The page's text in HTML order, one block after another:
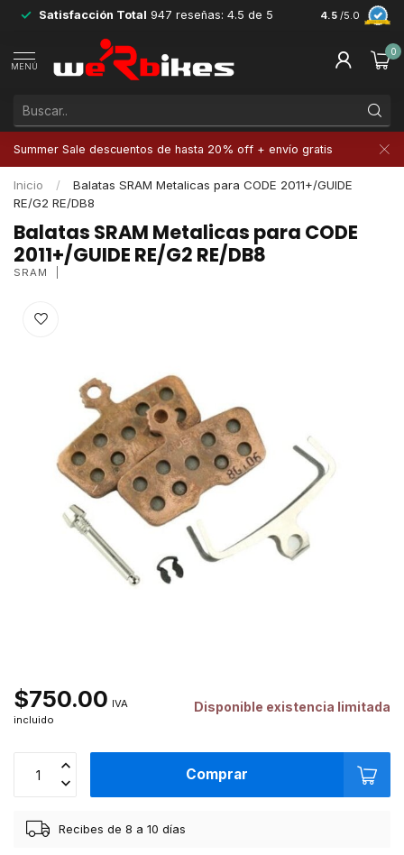
Satisfacción Total 947 reseñas: 4.5 de 5 4.5 /5.0
MENÚ
0
Summer Sale descuentos de hasta 20% off + envío gratis
Inicio /
Balatas SRAM Metalicas para CODE 2011+/GUIDE
RE/G2 RE/DB8
Balatas SRAM Metalicas para CODE
2011+/GUIDE RE/G2 RE/DB8
SRAM
$750.00 IVA
incluido
Disponible existencia limitada
Comprar
Recibes de 8 a 10 días